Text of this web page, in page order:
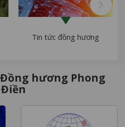
Tin tức đồng hương
hương Phong
Điền